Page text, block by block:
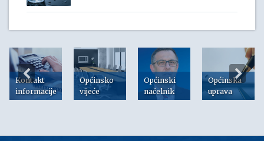
Kontakt
informacije
Općinsko
vijeće
Općinski
načelnik
Općinska
uprava